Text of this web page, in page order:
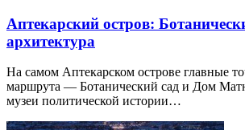
Аптекарский остров:
архитектура
На самом Аптекарском острове главные
маршрута — Ботанический сад и Дом
музеи политической истории…